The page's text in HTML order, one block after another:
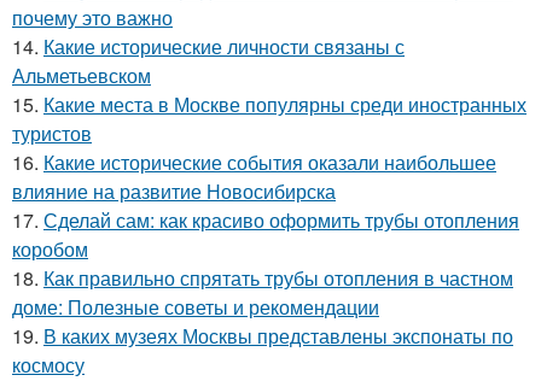
почему это важно
14. Какие исторические личности связаны с
Альметьевском
15. Какие места в Москве популярны среди иностранных
туристов
16. Какие исторические события оказали наибольшее
влияние на развитие Новосибирска
17. Сделай сам: как красиво оформить трубы отопления
коробом
18. Как правильно спрятать трубы отопления в частном
доме: Полезные советы и рекомендации
19. В каких музеях Москвы представлены экспонаты по
космосу